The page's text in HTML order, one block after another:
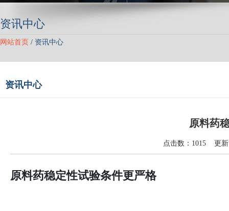
资讯中心
网站首页 / 资讯中心
资讯中心
原料药
点击数：1015 更
原料药稳定性试验条件更严格